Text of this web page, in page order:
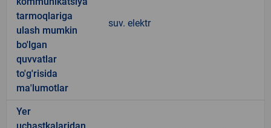
tarmoqlariga
ulash mumkin
bo'lgan
quvvatlar
to'g'risida
ma'lumotlar
suv. elektr
Yer